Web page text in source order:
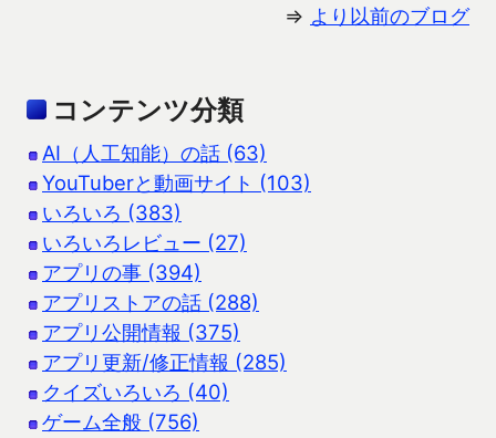
⇒ より以前のブログ
コンテンツ分類
AI（人工知能）の話 (63)
YouTuberと動画サイト (103)
いろいろ (383)
いろいろレビュー (27)
アプリの事 (394)
アプリストアの話 (288)
アプリ公開情報 (375)
アプリ更新/修正情報 (285)
クイズいろいろ (40)
ゲーム全般 (756)